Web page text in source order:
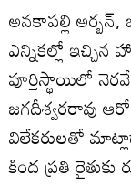
అనకాపల్లి అర్బన్‌,
ఎన్నికల్లో
పూర్తిస్థాయిలో
జగదీశ్వరరావు
విలేకరులతో
కింద ప్రతి